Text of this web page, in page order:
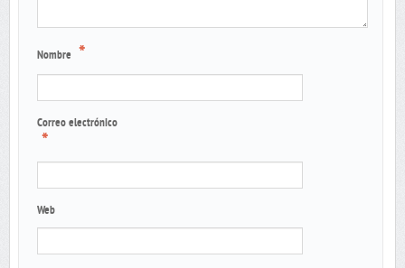
Nombre *
Correo electrónico
*
Web